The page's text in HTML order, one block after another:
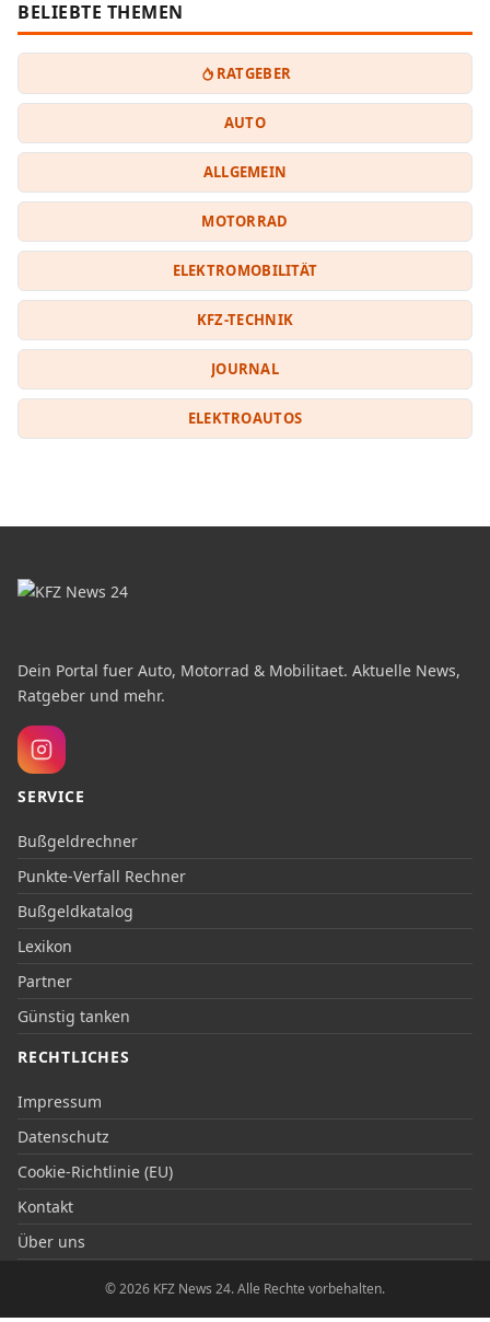
BELIEBTE THEMEN
RATGEBER
AUTO
ALLGEMEIN
MOTORRAD
ELEKTROMOBILITÄT
KFZ-TECHNIK
JOURNAL
ELEKTROAUTOS
Dein Portal fuer Auto, Motorrad & Mobilitaet. Aktuelle News,
Ratgeber und mehr.
SERVICE
Bußgeldrechner
Punkte-Verfall Rechner
Bußgeldkatalog
Lexikon
Partner
Günstig tanken
RECHTLICHES
Impressum
Datenschutz
Cookie-Richtlinie (EU)
Kontakt
Über uns
© 2026 KFZ News 24. Alle Rechte vorbehalten.